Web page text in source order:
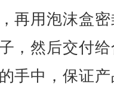
再用泡沫盒
，然后交付
手中，保证